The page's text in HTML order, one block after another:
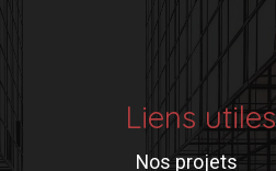
Liens utiles
Nos projets